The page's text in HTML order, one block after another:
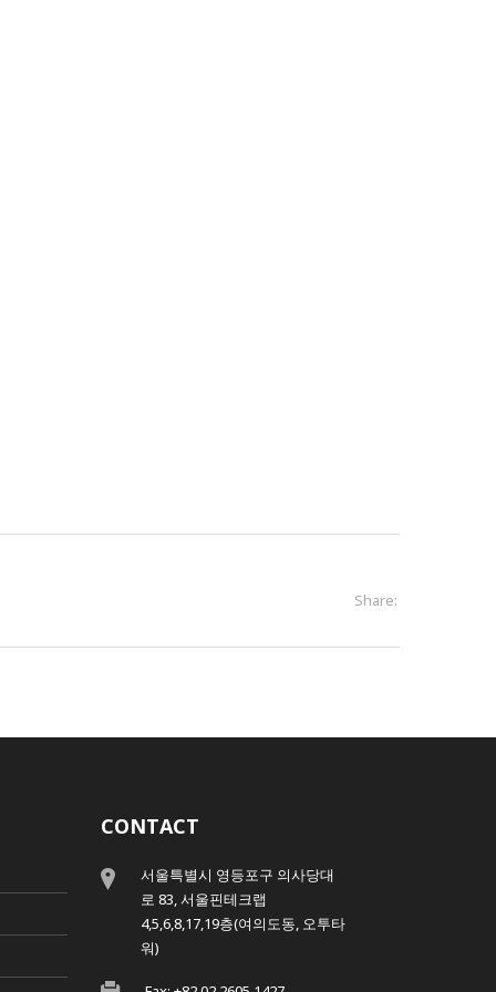
Share:
CONTACT
서울특별시 영등포구 의사당대
로 83, 서울핀테크랩
4,5,6,8,17,19층(여의도동, 오투타
워)